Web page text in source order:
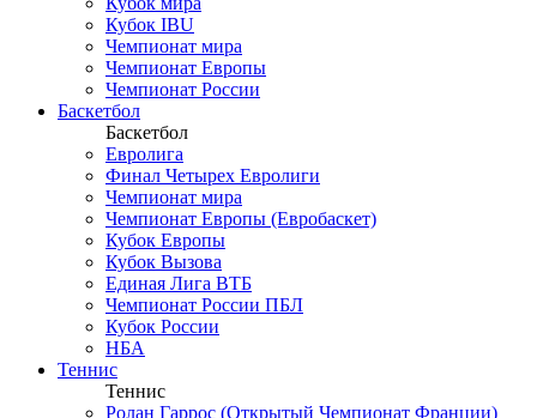
Кубок IBU
Чемпионат мира
Чемпионат Европы
Чемпионат России
Баскетбол
Баскетбол
Евролига
Финал Четырех Евролиги
Чемпионат мира
Чемпионат Европы (Евробаскет)
Кубок Европы
Кубок Вызова
Единая Лига ВТБ
Чемпионат России ПБЛ
Кубок России
НБА
Теннис
Теннис
Ролан Гаррос (Открытый Чемпионат Франции)